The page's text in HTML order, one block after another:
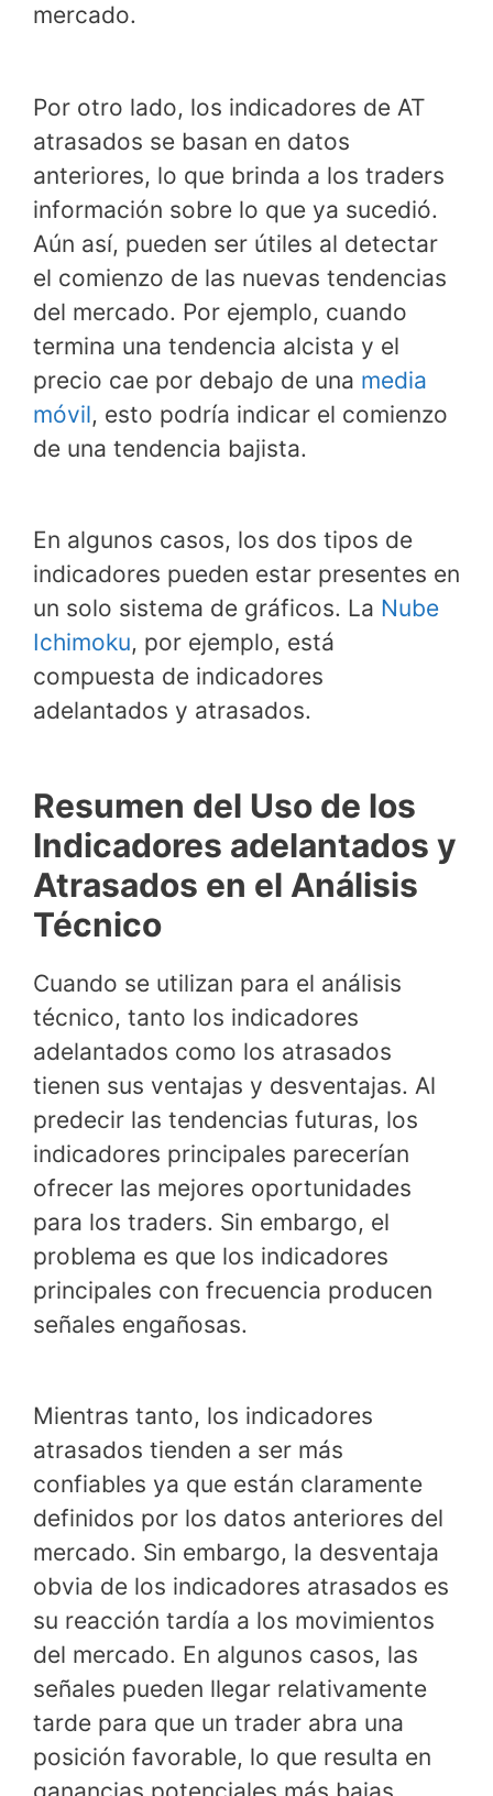
mercado.
Por otro lado, los indicadores de AT
atrasados se basan en datos
anteriores, lo que brinda a los traders
información sobre lo que ya sucedió.
Aún así, pueden ser útiles al detectar
el comienzo de las nuevas tendencias
del mercado. Por ejemplo, cuando
termina una tendencia alcista y el
precio cae por debajo de una media
móvil, esto podría indicar el comienzo
de una tendencia bajista.
En algunos casos, los dos tipos de
indicadores pueden estar presentes en
un solo sistema de gráficos. La Nube
Ichimoku, por ejemplo, está
compuesta de indicadores
adelantados y atrasados.
Resumen del Uso de los
Indicadores adelantados y
Atrasados en el Análisis
Técnico
Cuando se utilizan para el análisis
técnico, tanto los indicadores
adelantados como los atrasados
tienen sus ventajas y desventajas. Al
predecir las tendencias futuras, los
indicadores principales parecerían
ofrecer las mejores oportunidades
para los traders. Sin embargo, el
problema es que los indicadores
principales con frecuencia producen
señales engañosas.
Mientras tanto, los indicadores
atrasados tienden a ser más
confiables ya que están claramente
definidos por los datos anteriores del
mercado. Sin embargo, la desventaja
obvia de los indicadores atrasados es
su reacción tardía a los movimientos
del mercado. En algunos casos, las
señales pueden llegar relativamente
tarde para que un trader abra una
posición favorable, lo que resulta en